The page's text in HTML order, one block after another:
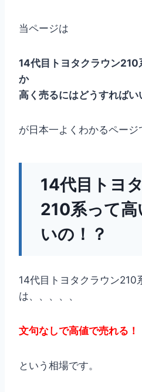
当ページは
14代目トヨタクラウン210
か
高く売るにはどうすればい
が日本一よくわかるページ
14代目トヨ
210系って高
いの！？
14代目トヨタクラウン210
は、、、、、
文句なしで高値で売れる！
という相場です。